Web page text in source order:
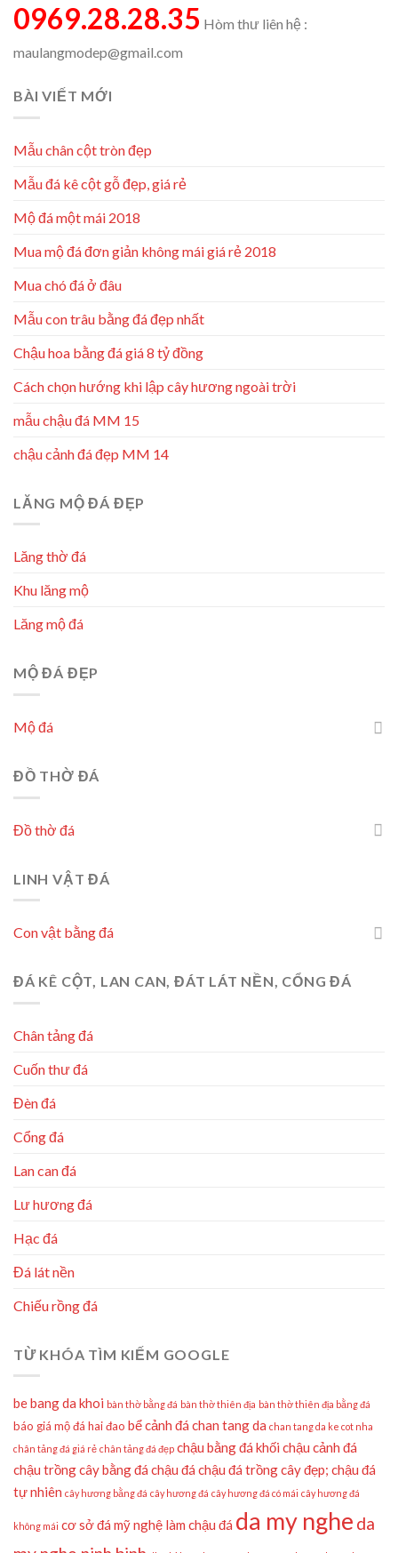
0969.28.28.35 Hòm thư liên hệ :
maulangmodep@gmail.com
BÀI VIẾT MỚI
Mẫu chân cột tròn đẹp
Mẫu đá kê cột gỗ đẹp, giá rẻ
Mộ đá một mái 2018
Mua mộ đá đơn giản không mái giá rẻ 2018
Mua chó đá ở đâu
Mẫu con trâu bằng đá đẹp nhất
Chậu hoa bằng đá giá 8 tỷ đồng
Cách chọn hướng khi lập cây hương ngoài trời
mẫu chậu đá MM 15
chậu cảnh đá đẹp MM 14
LĂNG MỘ ĐÁ ĐẸP
Lăng thờ đá
Khu lăng mộ
Lăng mộ đá
MỘ ĐÁ ĐẸP
Mộ đá
ĐỒ THỜ ĐÁ
Đồ thờ đá
LINH VẬT ĐÁ
Con vật bằng đá
ĐÁ KÊ CỘT, LAN CAN, ĐÁT LÁT NỀN, CỔNG ĐÁ
Chân tảng đá
Cuốn thư đá
Đèn đá
Cổng đá
Lan can đá
Lư hương đá
Hạc đá
Đá lát nền
Chiếu rồng đá
TỪ KHÓA TÌM KIẾM GOOGLE
be bang da khoi bàn thờ bằng đá bàn thờ thiên địa bàn thờ thiên địa bằng đá
báo giá mộ đá hai đao bể cảnh đá chan tang da chan tang da ke cot nha
chân tảng đá giá rẻ chân tảng đá đẹp chậu bằng đá khối chậu cảnh đá
chậu trồng cây bằng đá chậu đá chậu đá trồng cây đẹp; chậu đá
tự nhiên cây hương bằng đá cây hương đá cây hương đá có mái cây hương đá
không mái cơ sở đá mỹ nghệ làm chậu đá da my nghe da